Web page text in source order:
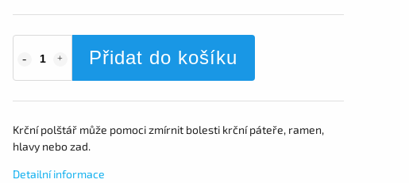
Přidat do košíku
Krční polštář může pomoci zmírnit bolesti krční páteře, ramen,
hlavy nebo zad.
Detailní informace